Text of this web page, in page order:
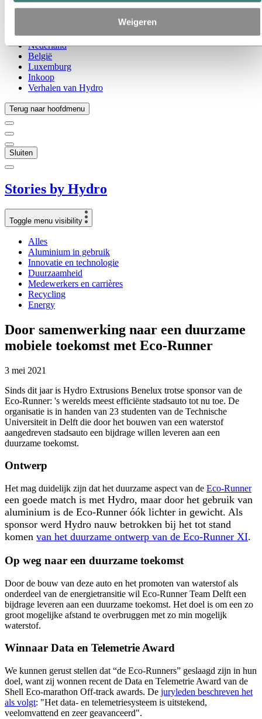
Weigeren
Dit is Hydro
Ons doel en onze kernwaarden
Onze strategie
Nederland
België
Luxemburg
Inkoop
Verhalen van Hydro
Terug naar hoofdmenu
Sluiten
Stories by Hydro
Toggle menu visibility
Alles
Aluminium in gebruik
Innovatie en technologie
Duurzaamheid
Medewerkers en carrières
Recycling
Energy
Door samenwerking naar een duurzame
mobiele toekomst met Eco-Runner
3 mei 2021
Sinds dit jaar is Hydro Extrusions Benelux trotse sponsor van de
Eco-Runner: 's werelds meest efficiënte stadsauto tot nu toe. De
organisatie is in handen van 23 studenten van de Technische
Universiteit in Delft die door het bouwen van een waterstof
aangedreven stadsauto een bijdrage willen leveren aan een
duurzame toekomst.
Ontwerp
Het mag duidelijk zijn dat het duurzame aspect van de Eco-Runner
een goede match is met Hydro, maar door het gebruik van
aluminium is de Eco-Runner óók lichter in gewicht. Als
sponsor werd Hydro nauw betrokken bij het tot stand
komen van het duurzame ontwerp van de Eco-Runner XI.
Op weg naar een duurzame toekomst
Door de bouw van deze auto en het promoten van waterstof als
onderdeel van de energietransitie wil Eco-Runner Team Delft een
bijdrage leveren aan een duurzame toekomst. Het doel is om een zo
groot mogelijke afstand te overbruggen met zo min mogelijk
waterstof.
Winnaar Data en Telemetrie Award
We kunnen gerust stellen dat “de Eco-Runners” geslaagd zijn in hun
doel, want zij wonnen recent de Data en Telemetrie Award van de
Shell Eco-marathon Off-track awards. De juryleden beschreven het
als volgt: "Het data- en telemetriesysteem is uitstekend,
veelomvattend en zeer geavanceerd".